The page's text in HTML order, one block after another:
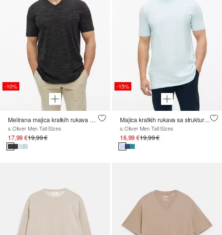
-10%
Melirana majica kratkih rukava s V-izrezom
s.Oliver Men Tall Sizes
17,99 €19,99 €
-15%
Majica kratkih rukava sa strukturom efektnog prediva i logotipom
s.Oliver Men Tall Sizes
16,99 €19,99 €